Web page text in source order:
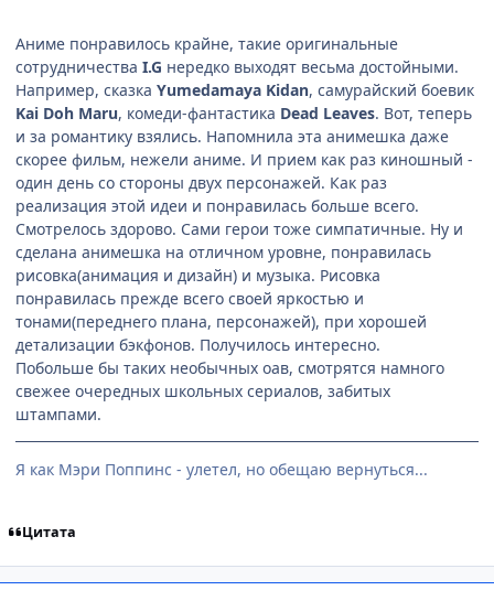
Аниме понравилось крайне, такие оригинальные
сотрудничества I.G нередко выходят весьма достойными.
Например, сказка Yumedamaya Kidan, самурайский боевик
Kai Doh Maru, комеди-фантастика Dead Leaves. Вот, теперь
и за романтику взялись. Напомнила эта анимешка даже
скорее фильм, нежели аниме. И прием как раз киношный -
один день со стороны двух персонажей. Как раз
реализация этой идеи и понравилась больше всего.
Смотрелось здорово. Сами герои тоже симпатичные. Ну и
сделана анимешка на отличном уровне, понравилась
рисовка(анимация и дизайн) и музыка. Рисовка
понравилась прежде всего своей яркостью и
тонами(переднего плана, персонажей), при хорошей
детализации бэкфонов. Получилось интересно.
Побольше бы таких необычных оав, смотрятся намного
свежее очередных школьных сериалов, забитых
штампами.
Я как Мэри Поппинс - улетел, но обещаю вернуться...
Цитата